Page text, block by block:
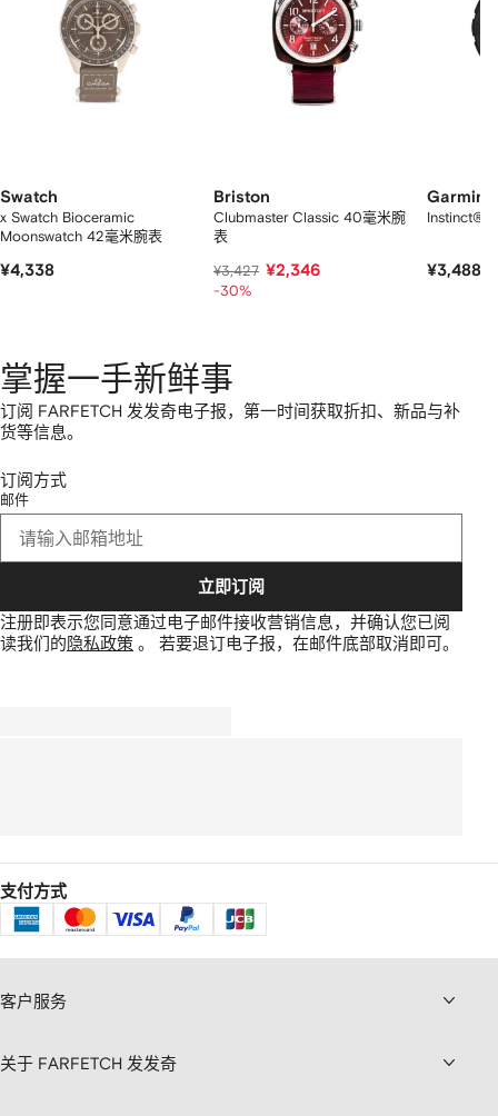
Swatch
x Swatch Bioceramic
Moonswatch 42毫米腕表
¥4,338
Briston
Clubmaster Classic 40毫米腕
表
¥3,427 ¥2,346
-30%
Garmin
Instinct®
¥3,488
掌握一手新鲜事
订阅 FARFETCH 发发奇电子报，第一时间获取折扣、新品与补
货等信息。
订阅方式
邮件
立即订阅
注册即表示您同意通过电子邮件接收营销信息，并确认您已阅
读我们的 隐私政策 。 若要退订电子报，在邮件底部取消即可。
支付方式
客户服务
关于 FARFETCH 发发奇